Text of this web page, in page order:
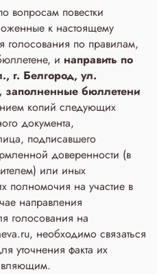
вопросам повестки
к настоящему
по правилам,
и направить по
г. Белгород, ул.
заполненные бюллетени
копий следующих
документа,
подписавшего
доверенности (в
или иных
полномочия на участие в
направления
голосования на
необходимо связаться
уточнения факта их